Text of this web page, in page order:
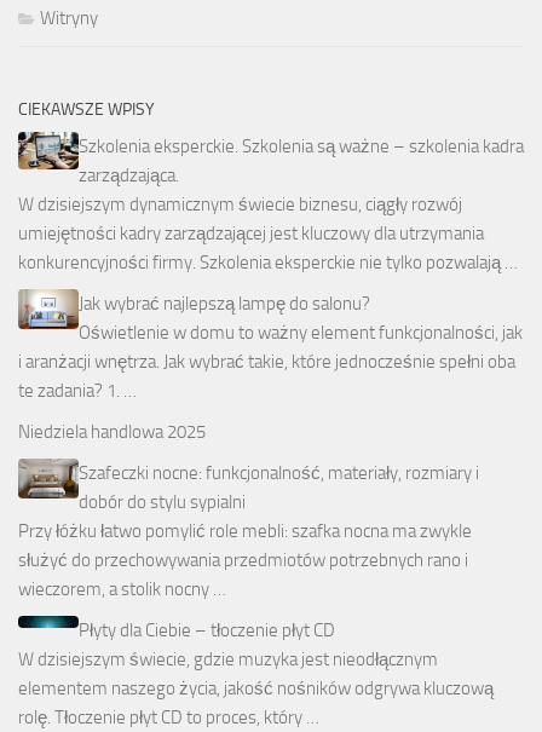
Witryny
CIEKAWSZE WPISY
Szkolenia eksperckie. Szkolenia są ważne – szkolenia kadra
zarządzająca.
W dzisiejszym dynamicznym świecie biznesu, ciągły rozwój
umiejętności kadry zarządzającej jest kluczowy dla utrzymania
konkurencyjności firmy. Szkolenia eksperckie nie tylko pozwalają …
Jak wybrać najlepszą lampę do salonu?
Oświetlenie w domu to ważny element funkcjonalności, jak
i aranżacji wnętrza. Jak wybrać takie, które jednocześnie spełni oba
te zadania? 1. …
Niedziela handlowa 2025
Szafeczki nocne: funkcjonalność, materiały, rozmiary i
dobór do stylu sypialni
Przy łóżku łatwo pomylić role mebli: szafka nocna ma zwykle
służyć do przechowywania przedmiotów potrzebnych rano i
wieczorem, a stolik nocny …
Płyty dla Ciebie – tłoczenie płyt CD
W dzisiejszym świecie, gdzie muzyka jest nieodłącznym
elementem naszego życia, jakość nośników odgrywa kluczową
rolę. Tłoczenie płyt CD to proces, który …